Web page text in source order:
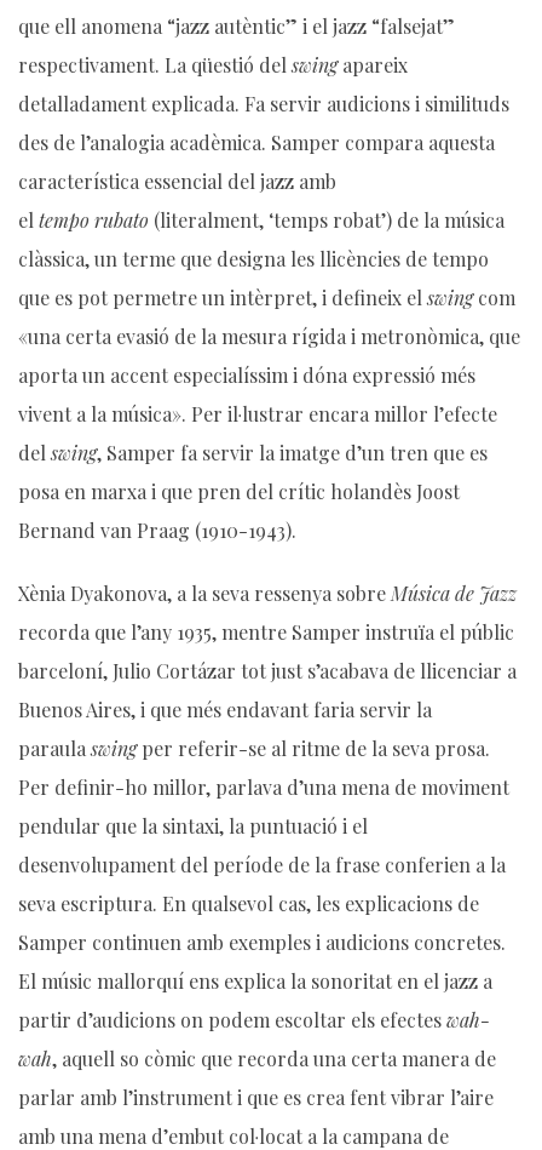
que ell anomena “jazz autèntic” i el jazz “falsejat”
respectivament. La qüestió delswingapareix
detalladament explicada. Fa servir audicions i similituds
des de l’analogia acadèmica. Samper compara aquesta
característica essencial del jazz amb
el tempo rubato (literalment, ‘temps robat’) de la música
clàssica, un terme que designa les llicències de tempo
que es pot permetre un intèrpret, i defineix elswingcom
«una certa evasió de la mesura rígida i metronòmica, que
aporta un accent especialíssim i dóna expressió més
vivent a la música». Per il·lustrar encara millor l’efecte
delswing, Samper fa servir la imatge d’un tren que es
posa en marxa i que pren del crític holandès Joost
Bernand van Praag (1910-1943).
Xènia Dyakonova, a la seva ressenya sobre Música de Jazz
recorda que l’any 1935, mentre Samper instruïa el públic
barceloní, Julio Cortázar tot just s’acabava de llicenciar a
Buenos Aires, i que més endavant faria servir la
paraulaswingper referir-se al ritme de la seva prosa.
Per definir-ho millor, parlava d’una mena de moviment
pendular que la sintaxi, la puntuació i el
desenvolupament del període de la frase conferien a la
seva escriptura. En qualsevol cas, les explicacions de
Samper continuen amb exemples i audicions concretes.
El músic mallorquí ens explica la sonoritat en el jazz a
partir d’audicions on podem escoltar els efecteswah-
wah, aquell so còmic que recorda una certa manera de
parlar amb l’instrument i que es crea fent vibrar l’aire
amb una mena d’embut col·locat a la campana de